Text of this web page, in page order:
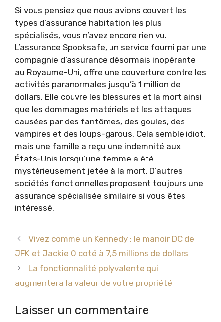
Si vous pensiez que nous avions couvert les
types d’assurance habitation les plus
spécialisés, vous n’avez encore rien vu.
L’assurance Spooksafe, un service fourni par une
compagnie d’assurance désormais inopérante
au Royaume-Uni, offre une couverture contre les
activités paranormales jusqu’à 1 million de
dollars. Elle couvre les blessures et la mort ainsi
que les dommages matériels et les attaques
causées par des fantômes, des goules, des
vampires et des loups-garous. Cela semble idiot,
mais une famille a reçu une indemnité aux
États-Unis lorsqu’une femme a été
mystérieusement jetée à la mort. D’autres
sociétés fonctionnelles proposent toujours une
assurance spécialisée similaire si vous êtes
intéressé.
Vivez comme un Kennedy : le manoir DC de
JFK et Jackie O coté à 7,5 millions de dollars
La fonctionnalité polyvalente qui
augmentera la valeur de votre propriété
Laisser un commentaire